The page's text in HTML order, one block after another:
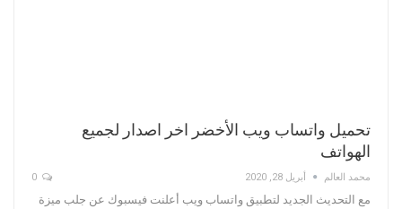
تحميل واتساب ويب الأخضر اخر اصدار لجميع
الهواتف
محمد العالم أبريل 28, 2020
مع التحديث الجديد لتطبيق واتساب ويب أعلنت فيسبوك عن جلب ميزة